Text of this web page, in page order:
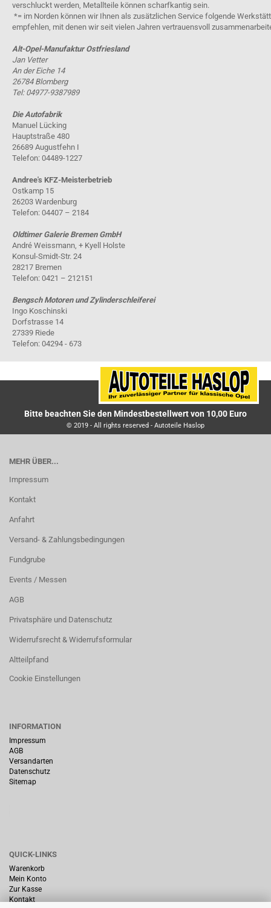
verschluckt werden, Metallteile können scharfkantig sein.
*= im Norden können wir Ihnen als zusätzlichen Service folgende
empfehlen, mit denen wir seit vielen Jahren vertrauensvoll
Alt-Opel-Manufaktur Ostfriesland
Jan Vetter
An der Eiche 14
26784 Blomberg
Tel: 04977-9387989
Die Autofabrik
Manuel Lücking
Hauptstraße 480
26689 Augustfehn I
Telefon: 04489-1227
Andree's KFZ-Meisterbetrieb
Ostkamp 15
26203 Wardenburg
Telefon: 04407 – 2184
Oldtimer Galerie Bremen GmbH
André Weissmann, + Kyell Holste
Konsul-Smidt-Str. 24
28217 Bremen
Telefon: 0421 – 212151
Bengsch Motoren und Zylinderschleiferei
Ingo Koschinski
Dorfstrasse 14
27339 Riede
Telefon: 04294 - 673
Bitte beachten Sie den Mindestbestellwert von 10,00 Euro
© 2019 - All rights reserved - Autoteile Haslop
MEHR ÜBER...
Impressum
Kontakt
Anfahrt
Versand- & Zahlungsbedingungen
Fundgrube
Events / Messen
AGB
Privatsphäre und Datenschutz
Widerrufsrecht & Widerrufsformular
Altteilpfand
Cookie Einstellungen
INFORMATION
Impressum
AGB
Versandarten
Datenschutz
Sitemap
QUICK-LINKS
Warenkorb
Mein Konto
Zur Kasse
Kontakt